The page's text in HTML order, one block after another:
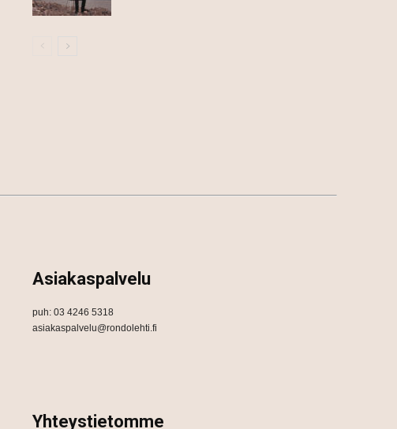
Asiakaspalvelu
puh: 03 4246 5318
asiakaspalvelu@rondolehti.fi
Yhteystietomme